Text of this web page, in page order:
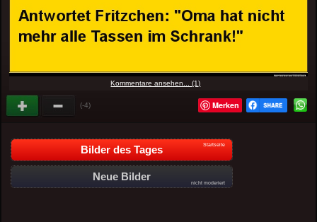
Kommentare ansehen... (1)
(-4) Merken
Bilder des Tages Startseite
Neue Bilder
nicht moderiert